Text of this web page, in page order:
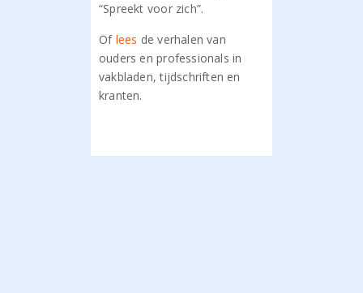
“Spreekt voor zich”.
Of lees de verhalen van
ouders en professionals in
vakbladen, tijdschriften en
kranten.